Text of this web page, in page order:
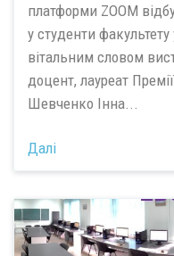
платформи ZOOM
у студенти
вітальним словом
доцент, лауреат
Шевченко Інна...
Далі